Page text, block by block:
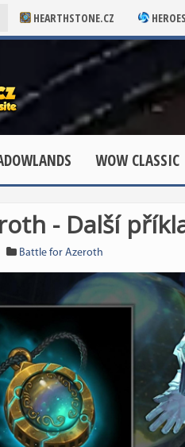
HEARTHSTONE.CZ
WOW CLASSIC
- Další
Battle for Azeroth